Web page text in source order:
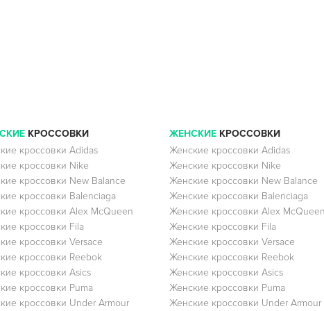
КРОССОВКИ
кроссовки Adidas
кроссовки Nike
кроссовки New Balance
кроссовки Balenciaga
кроссовки Alex McQueen
кроссовки Fila
кроссовки Versace
кроссовки Reebok
кроссовки Asics
кроссовки Puma
кроссовки Under Armour
ЖЕНСКИЕКРОССОВКИ
Женские кроссовки Adidas
Женские кроссовки Nike
Женские кроссовки New Balance
Женские кроссовки Balenciaga
Женские кроссовки Alex
Женские кроссовки Fila
Женские кроссовки Versace
Женские кроссовки Reebok
Женские кроссовки Asics
Женские кроссовки Puma
Женские кроссовки Under Armour